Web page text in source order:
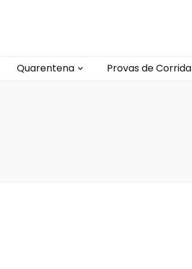
Quarentena Provas de Corrida